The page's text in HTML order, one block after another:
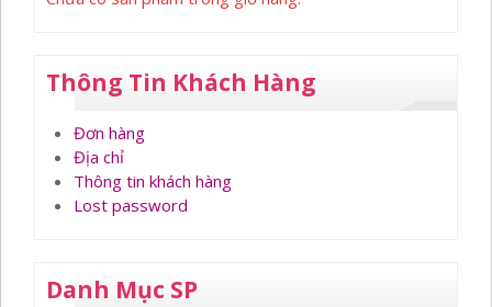
Thông Tin Khách Hàng
Đơn hàng
Địa chỉ
Thông tin khách hàng
Lost password
Danh Mục SP